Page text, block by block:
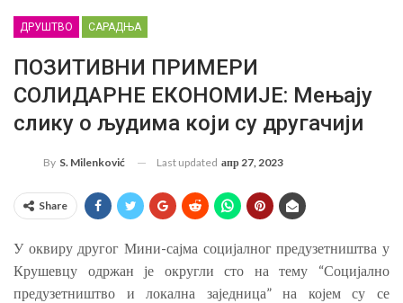
ДРУШТВО САРАДЊА
ПОЗИТИВНИ ПРИМЕРИ
СОЛИДАРНЕ ЕКОНОМИЈЕ: Мењају
слику о људима који су другачији
By S. Milenković Last updated апр 27, 2023
Share
У оквиру другог Мини-сајма социјалног предузетништва у
Крушевцу одржан је округли сто на тему “Социјално
предузетништво и локална заједница” на којем су се